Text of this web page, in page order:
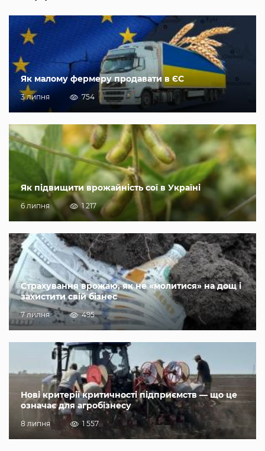
Як малому фермеру продавати в ЄС
3 липня 754
Як підвищити врожайність сої в Україні
6 липня 1 217
Страхування врожаю, як не «молитися» на дощ і
захистити свій бізнес
7 липня 495
Нові критерії критичності підприємств — що це
означає для агробізнесу
8 липня 1 557